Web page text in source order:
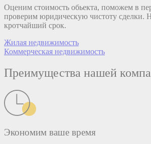
Оценим стоимость обьекта, поможем в
проверим юридическую чистоту сделки.
кротчайший срок.
Жилая недвижимость
Коммерческая недвижимость
Преимущества нашей
Экономим ваше время